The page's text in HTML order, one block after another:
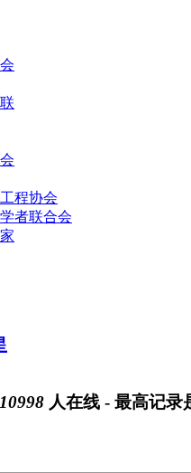
程协会
者联合会
10998 人在线 - 最高记录